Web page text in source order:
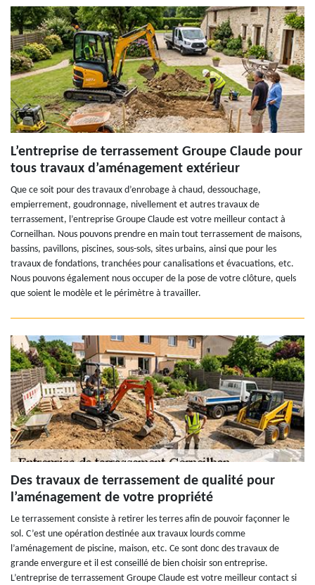
L’entreprise de terrassement Groupe Claude pour
tous travaux d’aménagement extérieur
Que ce soit pour des travaux d’enrobage à chaud, dessouchage,
empierrement, goudronnage, nivellement et autres travaux de
terrassement, l’entreprise Groupe Claude est votre meilleur contact à
Corneilhan. Nous pouvons prendre en main tout terrassement de maisons,
bassins, pavillons, piscines, sous-sols, sites urbains, ainsi que pour les
travaux de fondations, tranchées pour canalisations et évacuations, etc.
Nous pouvons également nous occuper de la pose de votre clôture, quels
que soient le modèle et le périmètre à travailler.
Des travaux de terrassement de qualité pour
l’aménagement de votre propriété
Le terrassement consiste à retirer les terres afin de pouvoir façonner le
sol. C’est une opération destinée aux travaux lourds comme
l’aménagement de piscine, maison, etc. Ce sont donc des travaux de
grande envergure et il est conseillé de bien choisir son entreprise.
L’entreprise de terrassement Groupe Claude est votre meilleur contact si